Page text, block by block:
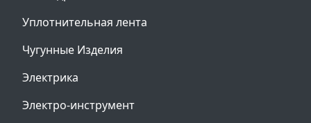
Уплотнительная лента
Чугунные Изделия
Электрика
Электро-инструмент